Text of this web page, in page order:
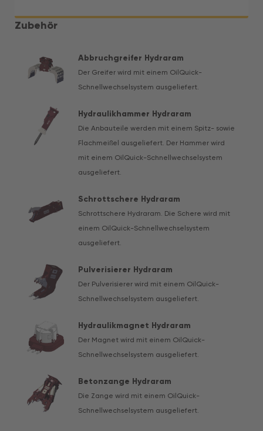
Zubehör
Abbruchgreifer Hydraram
Der Greifer wird mit einem OilQuick-
Schnellwechselsystem ausgeliefert.
Hydraulikhammer Hydraram
Die Anbauteile werden mit einem Spitz- sowie
Flachmeißel ausgeliefert. Der Hammer wird
mit einem OilQuick-Schnellwechselsystem
ausgeliefert.
Schrottschere Hydraram
Schrottschere Hydraram. Die Schere wird mit
einem OilQuick-Schnellwechselsystem
ausgeliefert.
Pulverisierer Hydraram
Der Pulverisierer wird mit einem OilQuick-
Schnellwechselsystem ausgeliefert.
Hydraulikmagnet Hydraram
Der Magnet wird mit einem OilQuick-
Schnellwechselsystem ausgeliefert.
Betonzange Hydraram
Die Zange wird mit einem OilQuick-
Schnellwechselsystem ausgeliefert.